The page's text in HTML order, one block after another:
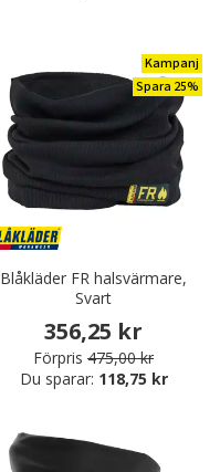
Kampanj
Spara 25%
Blåkläder FR halsvärmare,
Svart
356,25 kr
Förpris 475,00 kr
Du sparar: 118,75 kr